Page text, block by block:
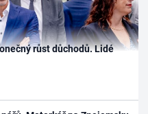
růst důchodů. Lidé